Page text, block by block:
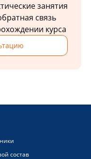
занятия
связь
курса
состав